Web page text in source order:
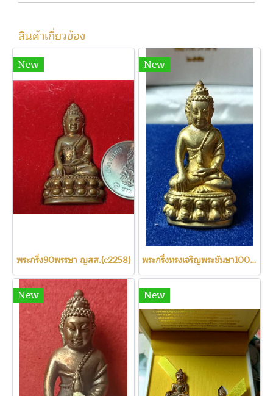
สินค้าเกี่ยวข้อง
New
พระกริ่ง90พรรษา ญสส.(c2258)
New
พระกริ่งทรงเจริญพระชันษา100ปี(c2260)
New New